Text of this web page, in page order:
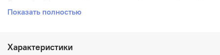
включением светодиодов. Контроллер управляет
Показать полностью
Характеристики